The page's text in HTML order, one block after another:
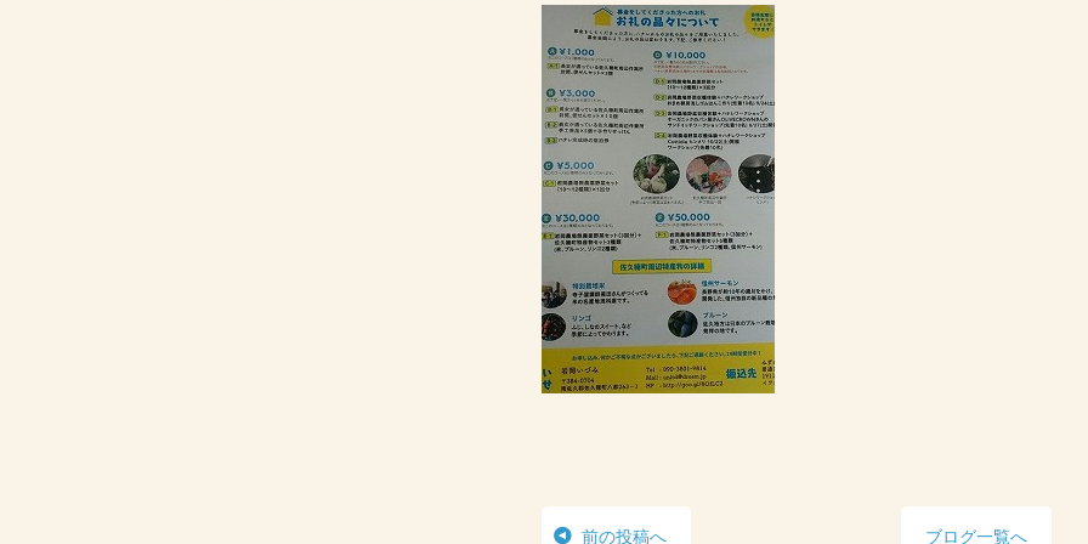
前の投稿へ ブログ一覧へ